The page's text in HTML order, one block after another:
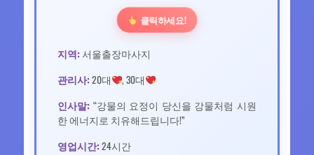
클릭하세요!
지역: 서울출장마사지
관리사: 20대 , 30대
인사말: “강물의 요정이 당신을 강물처럼 시원
한 에너지로 치유해드립니다!”
영업시간: 24시간